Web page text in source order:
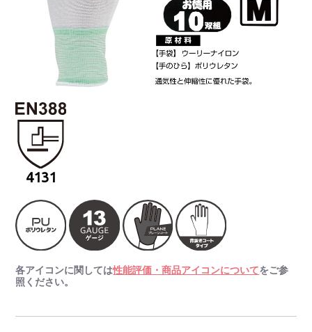
4131
各アイコンに関しては性能評価・商品アイコンについてをご参
照ください。